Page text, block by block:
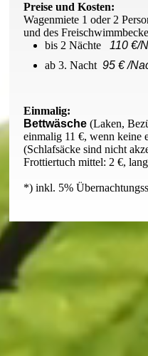
Preise und Kosten:
Wagenmiete 1 oder 2
und des
bis 2 Nächte 110 €/
ab 3. Nacht95 € /
Einmalig:
Bettwäsche(Laken,
einmalig 11 €, wenn keine
(Schlafsäcke sind nicht
Frottiertuch mittel: 2 €,
*) inkl. 5%